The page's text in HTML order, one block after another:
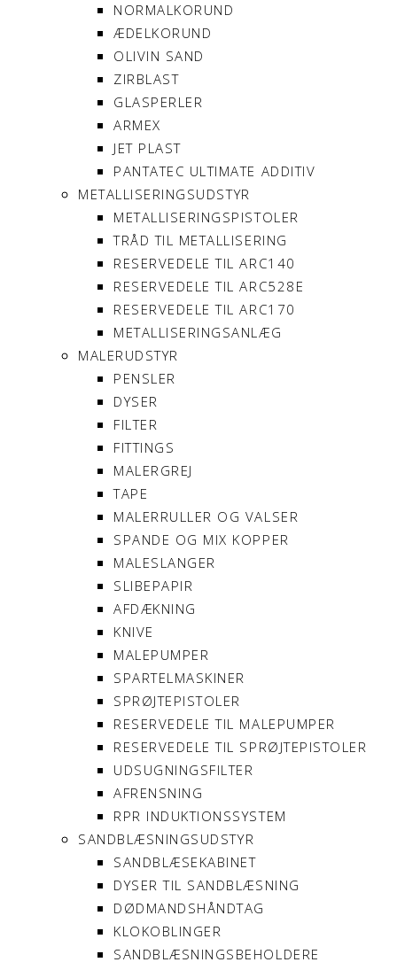
NORMALKORUND
ÆDELKORUND
OLIVIN SAND
ZIRBLAST
GLASPERLER
ARMEX
JET PLAST
PANTATEC ULTIMATE ADDITIV
METALLISERINGSUDSTYR
METALLISERINGSPISTOLER
TRÅD TIL METALLISERING
RESERVEDELE TIL ARC140
RESERVEDELE TIL ARC528E
RESERVEDELE TIL ARC170
METALLISERINGSANLÆG
MALERUDSTYR
PENSLER
DYSER
FILTER
FITTINGS
MALERGREJ
TAPE
MALERRULLER OG VALSER
SPANDE OG MIX KOPPER
MALESLANGER
SLIBEPAPIR
AFDÆKNING
KNIVE
MALEPUMPER
SPARTELMASKINER
SPRØJTEPISTOLER
RESERVEDELE TIL MALEPUMPER
RESERVEDELE TIL SPRØJTEPISTOLER
UDSUGNINGSFILTER
AFRENSNING
RPR INDUKTIONSSYSTEM
SANDBLÆSNINGSUDSTYR
SANDBLÆSEKABINET
DYSER TIL SANDBLÆSNING
DØDMANDSHÅNDTAG
KLOKOBLINGER
SANDBLÆSNINGSBEHOLDERE